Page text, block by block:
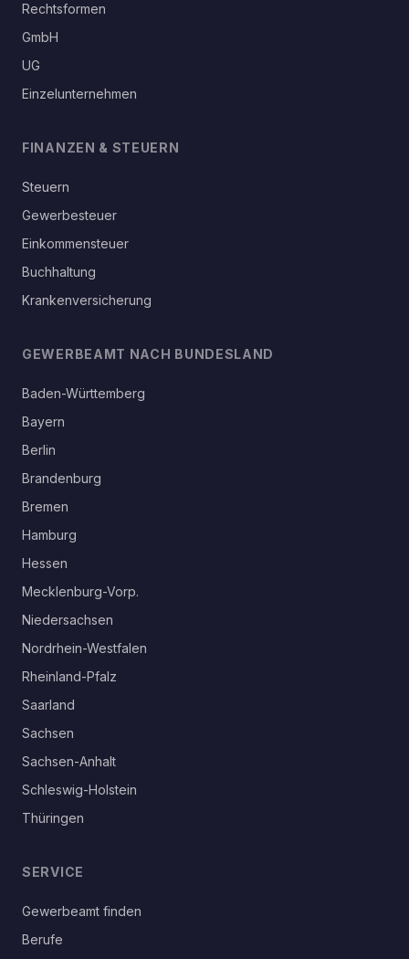
Rechtsformen
GmbH
UG
Einzelunternehmen
FINANZEN & STEUERN
Steuern
Gewerbesteuer
Einkommensteuer
Buchhaltung
Krankenversicherung
GEWERBEAMT NACH BUNDESLAND
Baden-Württemberg
Bayern
Berlin
Brandenburg
Bremen
Hamburg
Hessen
Mecklenburg-Vorp.
Niedersachsen
Nordrhein-Westfalen
Rheinland-Pfalz
Saarland
Sachsen
Sachsen-Anhalt
Schleswig-Holstein
Thüringen
SERVICE
Gewerbeamt finden
Berufe